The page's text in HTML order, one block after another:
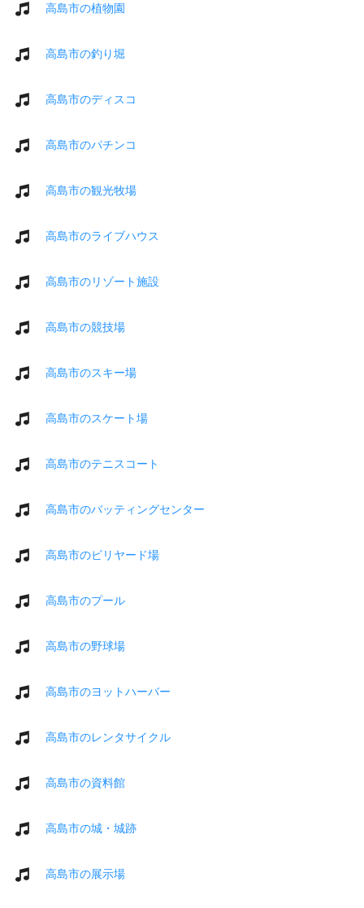
高島市の植物園
高島市の釣り堀
高島市のディスコ
高島市のパチンコ
高島市の観光牧場
高島市のライブハウス
高島市のリゾート施設
高島市の競技場
高島市のスキー場
高島市のスケート場
高島市のテニスコート
高島市のバッティングセンター
高島市のビリヤード場
高島市のプール
高島市の野球場
高島市のヨットハーバー
高島市のレンタサイクル
高島市の資料館
高島市の城・城跡
高島市の展示場